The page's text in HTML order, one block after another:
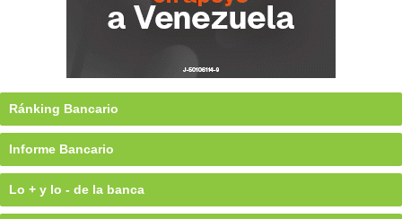
Ránking Bancario
Informe Bancario
Lo + y lo - de la banca